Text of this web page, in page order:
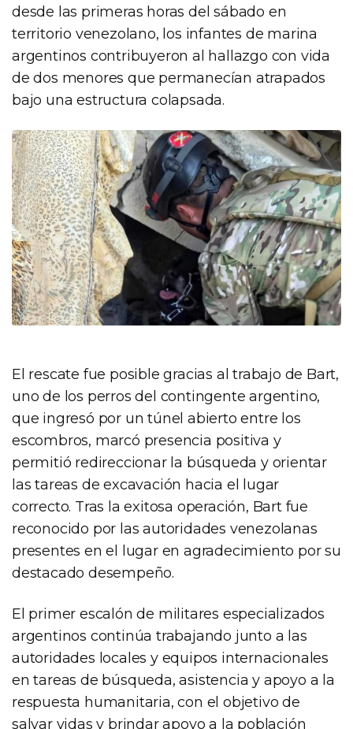
desde las primeras horas del sábado en
territorio venezolano, los infantes de marina
argentinos contribuyeron al hallazgo con vida
de dos menores que permanecían atrapados
bajo una estructura colapsada.
El rescate fue posible gracias al trabajo de Bart,
uno de los perros del contingente argentino,
que ingresó por un túnel abierto entre los
escombros, marcó presencia positiva y
permitió redireccionar la búsqueda y orientar
las tareas de excavación hacia el lugar
correcto. Tras la exitosa operación, Bart fue
reconocido por las autoridades venezolanas
presentes en el lugar en agradecimiento por su
destacado desempeño.
El primer escalón de militares especializados
argentinos continúa trabajando junto a las
autoridades locales y equipos internacionales
en tareas de búsqueda, asistencia y apoyo a la
respuesta humanitaria, con el objetivo de
salvar vidas y brindar apoyo a la población